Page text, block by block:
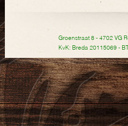
Groenstraat 8 - 4702 VG
KvK: Breda 20115069 -